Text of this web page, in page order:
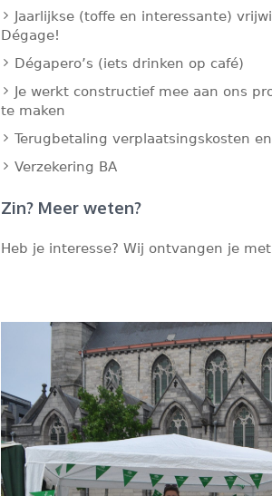
Jaarlijkse (toffe en interessante)
Dégage!
Dégapero’s (iets drinken op café)
Je werkt constructief mee aan ons
te maken
Terugbetaling verplaatsingskosten
Verzekering BA
Zin? Meer weten?
Heb je interesse? Wij ontvangen je